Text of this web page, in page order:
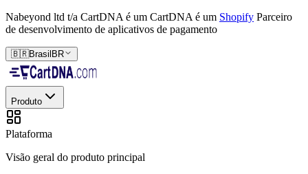
Nabeyond ltd t/a CartDNA é um CartDNA é um Shopify Parceiro
de desenvolvimento de aplicativos de pagamento
🇧🇷Brasil BR
Produto
Plataforma
Visão geral do produto principal